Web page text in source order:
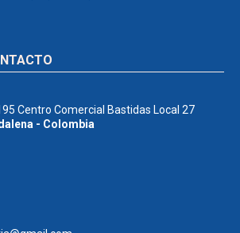
Centro Comercial Bastidas Local 27
- Colombia